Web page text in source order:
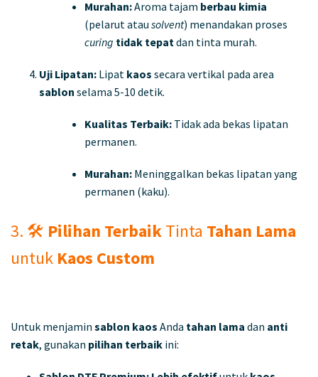
Murahan:Aroma tajam berbau kimia
(pelarut atau solvent) menandakan proses
curing tidak tepatdan tinta murah.
Uji Lipatan: Lipat kaos secara vertikal pada area
sablon selama 5-10 detik.
Kualitas Terbaik: Tidak ada bekas lipatan
permanen.
Murahan: Meninggalkan bekas lipatan yang
permanen (kaku).
3. 🛠️ Pilihan TerbaikTinta Tahan Lama
untuk Kaos Custom
Untuk menjamin sablon kaos Anda tahan lama dan anti
retak, gunakan pilihan terbaik ini: